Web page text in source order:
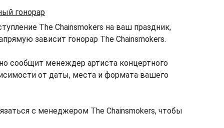
гонорар
The Chainsmokers на ваш праздник,
зависит гонорар The Chainsmokers.
сообщит менеждер артиста концертного
от даты, места и формата вашего
с менеджером The Chainsmokers, чтобы